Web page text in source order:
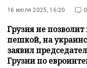
16 июля 2025, 16:20 0
Грузия не
пешкой, на
заявил
Грузии по